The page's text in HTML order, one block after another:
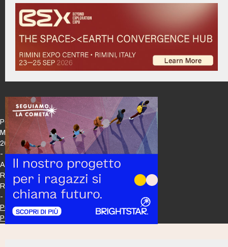
Policy
Maker
2026
-
All
Rights
Reserved
-
Privacy
Policy